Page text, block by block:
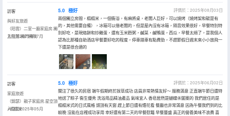
訪客
與好友旅遊
（陌雲）二室一廳家庭房.獨
立院落.獨門獨院
入住於2025年07月
5.0 極好
評價於：2025年08月03日
兩個獨立房間，榻榻米，一個衞浴，有麻將桌，老闆人巨好，可以燒烤（燒烤架和碳是有
的，其他需要自備），冰箱可以借老闆的，但是屋內沒有冰箱，隔音效果很好，早餐特別特
別好吃，是現烙餅和炒雞蛋，還有玉米麪粥，鹹菜，鹹鴨蛋，西瓜，早餐太絕了，是我個人
認為比那種自助酒店早餐要好吃的程度，停車錯車有點費勁，不趕節假日週末來小小放飛一
下還是很合適的
訪客
家庭旅遊
（錦瑟）親子家庭房.星空頂
+榻榻米
入住於2025年05月
5.0 極好
評價於：2025年06月02日
關注了很久的民宿 端午假期終於拔草成功 店員非常熱情友好～ 服務滿意 正直端午節日還特
地送了粽子 衞生優秀 洗浴用品精油產品 氣味宜人 香皂居然是蝴蝶🦋圖案的 我們居住的是
榻榻米式的日式風格 頭頂有天窗 趕上節日還有煙花看 餐廳也非常滿意 因為午餐我們到的比
較晚 沒能在店裡成功享用 幸好還有第二天的早餐慰籍 早餐豐盛 真正的營養美味不浪費 喜